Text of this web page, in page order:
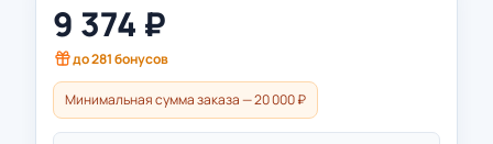
9 374 ₽
до281бонусов
Минимальная сумма заказа — 20 000 ₽